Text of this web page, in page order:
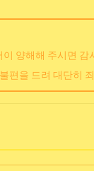
양해해 주시면
편을 드려 대단히